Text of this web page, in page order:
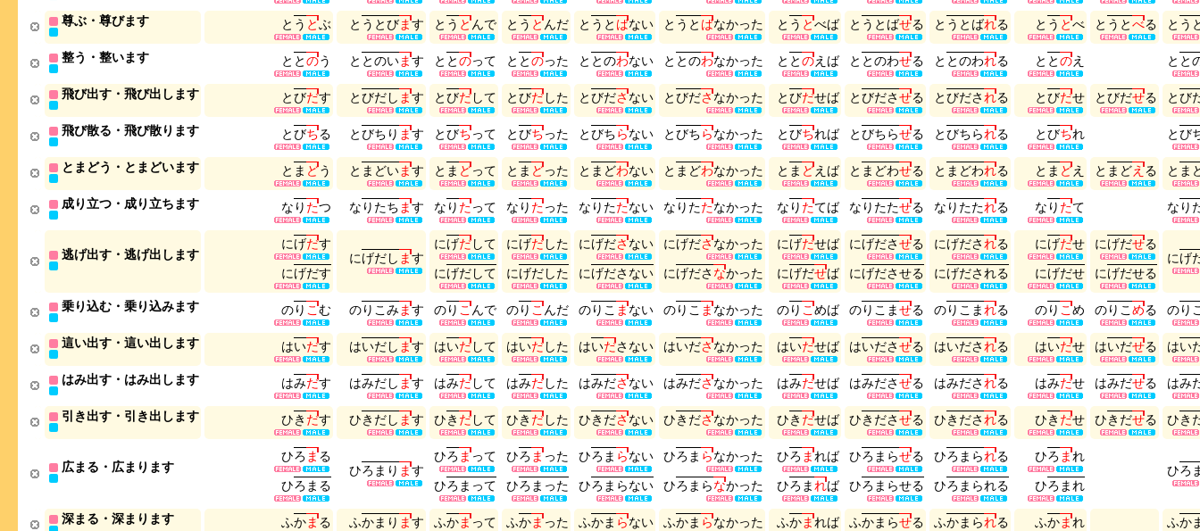
尊ぶ・尊びます と う とぶ と う とびます と う とんで と う とんだ と う と ばない と う と ばなかった と う とべば と う と ばせる と う と ばれる と う とべ と う とべる と う
整う・整います と とのう と とのいます と とのって と とのった と とのわない と とのわなかった と とのえ ば と とのわせる と とのわれる と とのえ と と
飛び出す・飛び出します とびだす とびだし ます とびだして とびだした とびださない とびださなかった とびだせば とびださせる とびだされる とびだせ とびだせる とび
飛び散る・飛び散ります とびちる とびち り ます とびちって とびちった とびちらない とびちらなかった とびちれば とびちらせる とびちられる とびちれ とび
とまどう・とまどいます と ま どう と ま どいます と ま どって と ま どった と ま どわない と ま どわなかった と ま どえ ば と ま どわせる と ま どわれる と ま どえ と ま どえる と ま
成り立つ・成り立ちます な り たつ な り たち ます な り たって な り たった な り たたない な り たたなかった な り たてば な り たたせる な り たたれる な り たて な り
逃げ出す・逃げ出します
にげだす
にげだす
にげだし ます
にげだして
にげだして
にげだした
にげだした
にげださない
にげださ ない
にげださなかった
にげださ なかった
にげだせば
にげだせば
にげださせる
にげださせる
にげだされる
にげだされる
にげだせ
にげだせ
にげだせる
にげだせる
にげ
乗り込む・乗り込みます のり こむ のり こ みます のり こんで のり こんだ のり こ まない のり こ まなかった のり こめば のり こ ませる のり こ まれる のり こめ のり こ める のり
這い出す・這い出します はいだす はいだし ます はいだして はいだした はいださ ない はいださなかった はいだせば はいださせる はいだされる はいだせ はいだせる はい
はみ出す・はみ出します はみだす はみだし ます はみだして はみだした はみださない はみださなかった はみだせば はみださせる はみだされる はみだせ はみだせる はみ
引き出す・引き出します ひき だす ひき だし ます ひき だして ひき だした ひき ださない ひき ださなかった ひき だせば ひき ださせる ひき だされる ひき だせ ひき だせる ひき
広まる・広まります
ひろ まる
ひろ ま る
ひろ ま り ます
ひろ まって
ひろ ま って
ひろ まった
ひろ ま った
ひろ ま らない
ひろ ま らない
ひろ ま らなかった
ひろ ま らなかった
ひろ まれば
ひろ まれば
ひろ ま らせる
ひろ ま らせる
ひろ ま られる
ひろ ま られる
ひろ まれ
ひろ まれ
ひろ
深まる・深まります ふかまる ふかま り ます ふかまって ふかまった ふかま らない ふかま らなかった ふかまれば ふかま らせる ふかま られる ふかまれ ふか